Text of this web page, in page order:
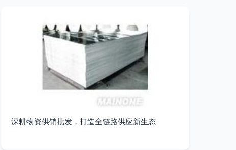
深耕物资供销批发，打造全链路供应新生态